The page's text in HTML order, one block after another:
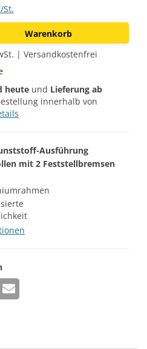
St.
Warenkorb
| Versandkostenfrei
heute und Lieferung ab
innerhalb von
Ausführung
mit 2 Feststellbremsen